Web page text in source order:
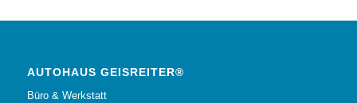
AUTOHAUS GEISREITER®
Büro & Werkstatt